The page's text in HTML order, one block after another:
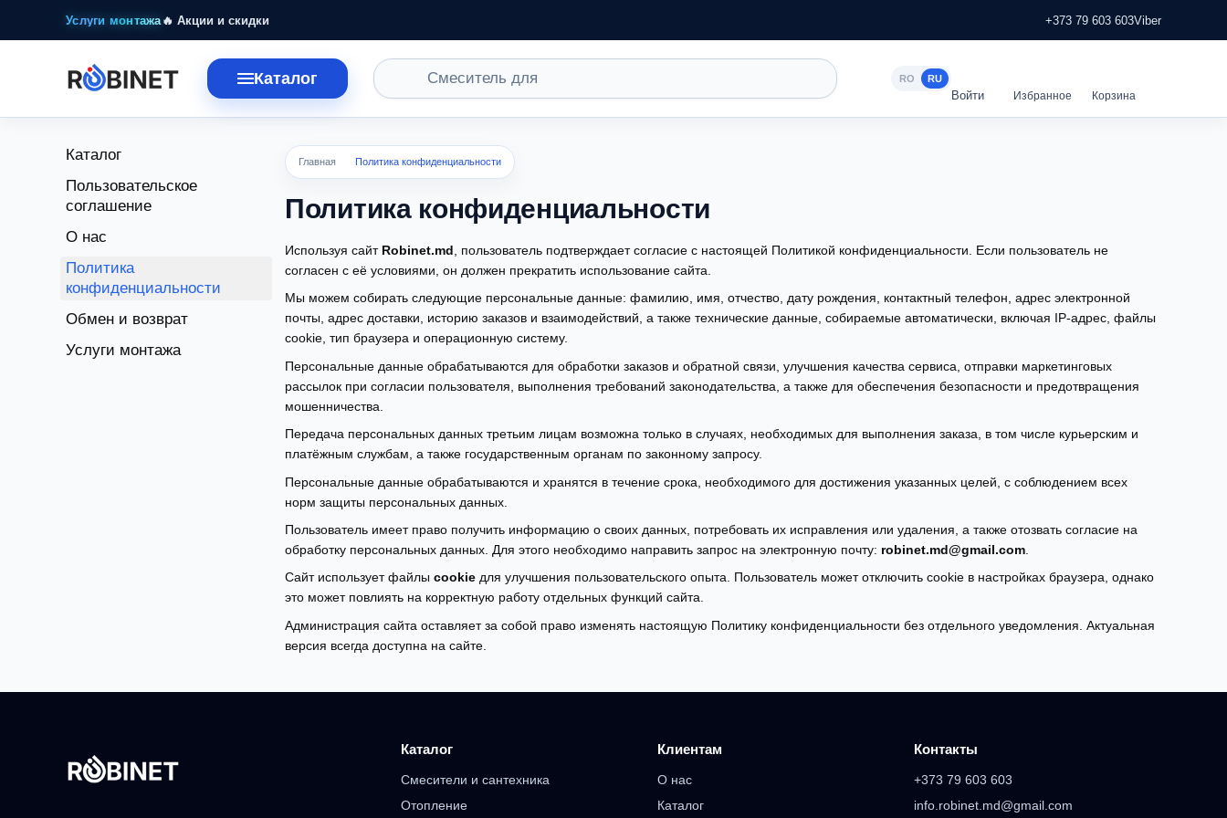
Перейти к основному контенту
Услуги монтажа 🔥 Акции и скидки +373 79 603 603Viber
Каталог RO RU
Главная Политика конфиденциальности
Политика конфиденциальности
Используя сайт Robinet.md , пользователь подтверждает согласие с настоящей Политикой конфиденциальности. Если пользователь не
согласен с её условиями, он должен прекратить использование сайта.
Мы можем собирать следующие персональные данные: фамилию, имя, отчество, дату рождения, контактный телефон, адрес электронной
почты, адрес доставки, историю заказов и взаимодействий, а также технические данные, собираемые автоматически, включая IP-адрес, файлы
cookie, тип браузера и операционную систему.
Персональные данные обрабатываются для обработки заказов и обратной связи, улучшения качества сервиса, отправки маркетинговых
рассылок при согласии пользователя, выполнения требований законодательства, а также для обеспечения безопасности и предотвращения
мошенничества.
Передача персональных данных третьим лицам возможна только в случаях, необходимых для выполнения заказа, в том числе курьерским и
платёжным службам, а также государственным органам по законному запросу.
Персональные данные обрабатываются и хранятся в течение срока, необходимого для достижения указанных целей, с соблюдением всех
норм защиты персональных данных.
Пользователь имеет право получить информацию о своих данных, потребовать их исправления или удаления, а также отозвать согласие на
обработку персональных данных. Для этого необходимо направить запрос на электронную почту: robinet.md@gmail.com
Сайт использует файлы cookie для улучшения пользовательского опыта. Пользователь может отключить cookie в настройках браузера, однако
это может повлиять на корректную работу отдельных функций сайта.
Администрация сайта оставляет за собой право изменять настоящую Политику конфиденциальности без отдельного уведомления. Актуальная
версия всегда доступна на сайте.
Каталог
Пользовательское
соглашение
О нас
Политика
конфиденциальности
Обмен и возврат
Услуги монтажа
Каталог
Смесители и сантехника
Отопление
Клиентам
О нас
Каталог
Контакты
+373 79 603 603
info.robinet.md@gmail.com